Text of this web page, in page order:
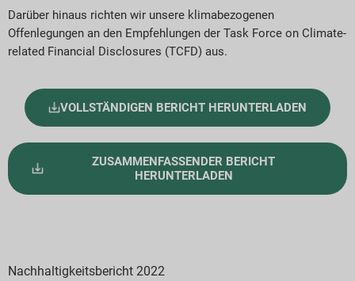
Darüber hinaus richten wir unsere klimabezogenen
Offenlegungen an den Empfehlungen der Task Force on Climate-
related Financial Disclosures (TCFD) aus.
VOLLSTÄNDIGEN BERICHT HERUNTERLADEN
ZUSAMMENFASSENDER BERICHT
HERUNTERLADEN
Nachhaltigkeitsbericht 2022